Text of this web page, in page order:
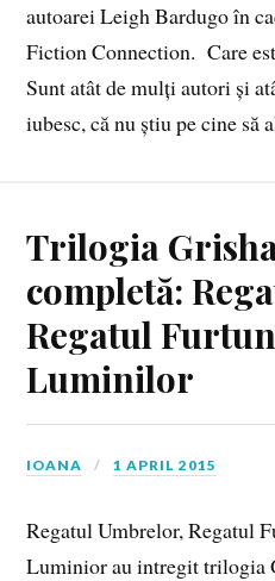
autoarei Leigh Bardugo în
Fiction Connection. Care
Sunt atât de mulți autori și
iubesc, că nu știu pe cine
Trilogia
completă:
Regatul
Luminilor
IOANA 1 APRIL 2015
Regatul Umbrelor, Regatul
Luminior au intregit trilogia